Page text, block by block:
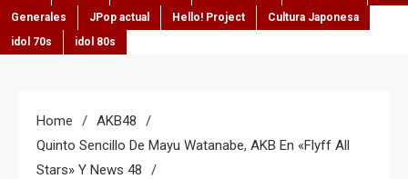
Generales
JPop actual Hello! Project
Cultura Japonesa
idol 70s
idol 80s
Home
AKB48
Quinto Sencillo De Mayu Watanabe, AKB En «Flyff All
Stars» Y News 48